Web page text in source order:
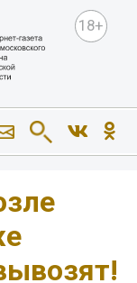
18+